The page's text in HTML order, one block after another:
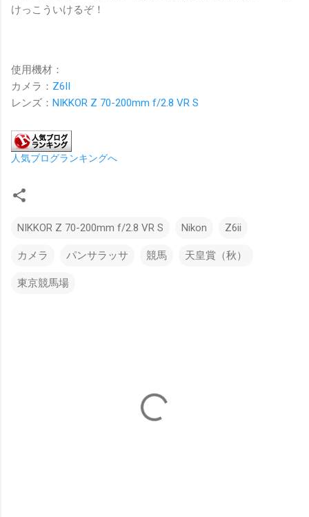
けっこういけるぞ！
使用機材：
カメラ： Z6II
レンズ： NIKKOR Z 70-200mm f/2.8 VR S
人気ブログランキングへ
NIKKOR Z 70-200mm f/2.8 VR S Nikon Z6ii
カメラ パンサラッサ 競馬 天皇賞（秋）
東京競馬場